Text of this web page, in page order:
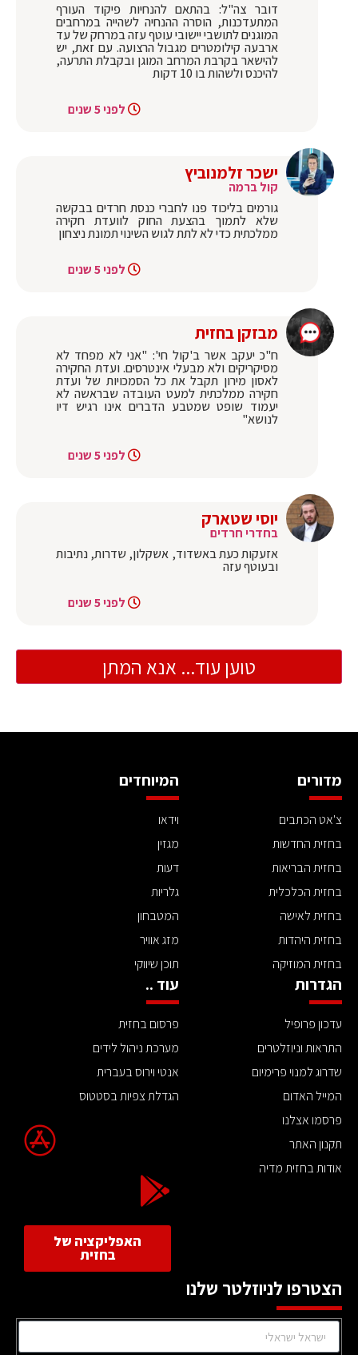
דובר צה"ל: בהתאם להנחיות פיקוד העורף
המתעדכנות, הוסרה ההנחיה לשהייה במרחבים
המוגנים לתושבי יישובי עוטף עזה במרחק של עד
ארבעה קילומטרים מגבול הרצועה. עם זאת, יש
להישאר בקרבת המרחב המוגן ובקבלת התרעה,
להיכנס ולשהות בו 10 דקות
לפני 5 שנים
ישכר זלמנוביץ
קול ברמה
גורמים בליכוד פנו לחברי כנסת חרדים בבקשה
שלא לתמוך בהצעת החוק לוועדת חקירה
ממלכתית כדי לא לתת לגוש השינוי תמונת ניצחון
לפני 5 שנים
מבזקן בחזית
ח"כ יעקב אשר ב'קול חי': "אני לא מפחד לא
מסיקריקים ולא מבעלי אינטרסים. ועדת החקירה
לאסון מירון תקבל את כל הסמכויות של ועדת
חקירה ממלכתית למעט העובדה שבראשה לא
יעמוד שופט שמטבע הדברים אינו רגיש דיו
לנושא"
לפני 5 שנים
יוסי שטארק
בחדרי חרדים
אזעקות כעת באשדוד, אשקלון, שדרות, נתיבות
ובעוטף עזה
לפני 5 שנים
טוען עוד... אנא המתן
מדורים
צ'אט הכתבים
בחזית החדשות
בחזית הבריאות
בחזית הכלכלית
בחזית לאישה
בחזית היהדות
בחזית המוזיקה
המיוחדים
וידאו
מגזין
דעות
גלריות
המטבחון
מזג אוויר
תוכן שיווקי
הגדרות
עדכון פרופיל
התראות וניוזלטרים
שדרוג למנוי פרימיום
המייל האדום
פרסמו אצלנו
תקנון האתר
אודות בחזית מדיה
עוד ..
פרסום בחזית
מערכת ניהול לידים
אנטי וירוס בעברית
הגדלת צפיות בסטטוס
האפליקציה של
בחזית
הצטרפו לניוזלטר שלנו